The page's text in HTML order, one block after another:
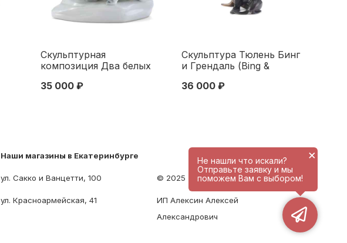
Скульптурная
композиция Два белых
фарфор, Жолнаи
35 000 ₽
Скульптура Тюлень Бинг
и Грендаль (Bing &
гг. Н-16,5 см. Копенгаген,
36 000 ₽
Наши магазины в Екатеринбурге
ул. Сакко и Ванцетти, 100
ул. Красноармейская, 41
© 2025 - antique-center.ru
ИП Алексин Алексей
Александрович
Не нашли что искали?
Отправьте заявку и мы
поможем Вам с выбором!
×